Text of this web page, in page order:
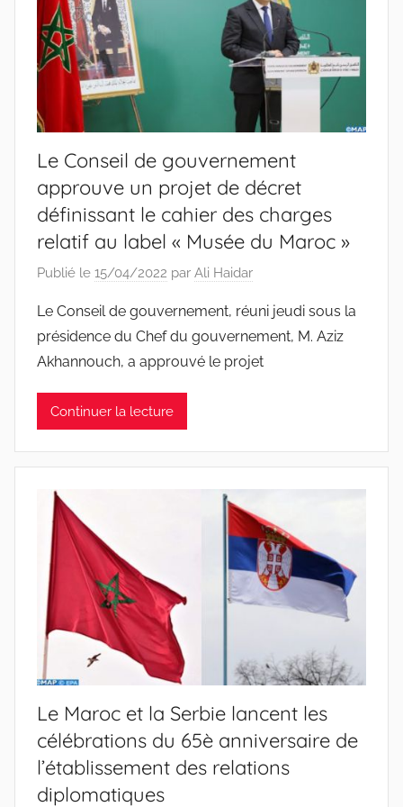
Le Conseil de gouvernement
approuve un projet de décret
définissant le cahier des charges
relatif au label « Musée du Maroc »
Publié le 15/04/2022 par Ali Haidar
Le Conseil de gouvernement, réuni jeudi sous la
présidence du Chef du gouvernement, M. Aziz
Akhannouch, a approuvé le projet
Continuer la lecture
Le Maroc et la Serbie lancent les
célébrations du 65è anniversaire de
l’établissement des relations
diplomatiques